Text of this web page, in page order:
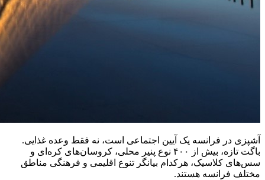
آشپزی در فرانسه یک آیین اجتماعی است، نه فقط وعده غذایی.
باگت تازه، بیش از ۴۰۰ نوع پنیر محلی، کروسان‌های کره‌ای و
سس‌های کلاسیک، هرکدام بیانگر تنوع اقلیمی و فرهنگی مناطق
مختلف فرانسه هستند.